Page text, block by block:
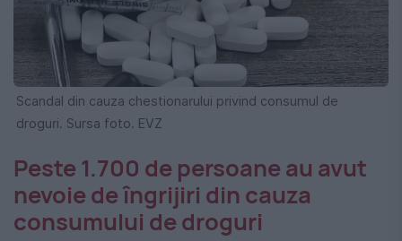
Scandal din cauza chestionarului privind consumul de
droguri. Sursa foto. EVZ
Peste 1.700 de persoane au avut
nevoie de îngrijiri din cauza
consumului de droguri